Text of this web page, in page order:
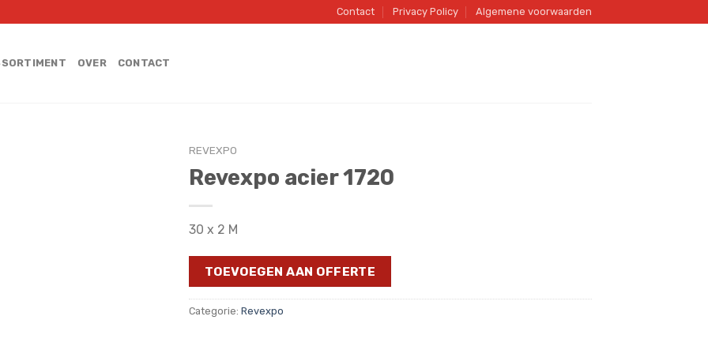
Contact Privacy Policy Algemene voorwaarden
OVER CONTACT
REVEXPO
Revexpo acier 1720
30 x 2 M
TOEVOEGEN AAN OFFERTE
Categorie: Revexpo